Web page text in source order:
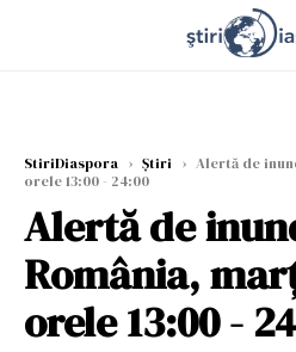
StiriDiaspora › Știri › Alertă de
orele 13:00 - 24:00
Alertă de
România,
orele 13:00 -